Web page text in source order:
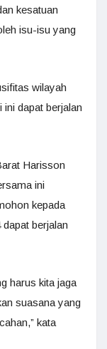
kesatuan
isu-isu yang
wilayah
dapat berjalan
Harisson
ini
kepada
berjalan
harus kita jaga
suasana yang
kata